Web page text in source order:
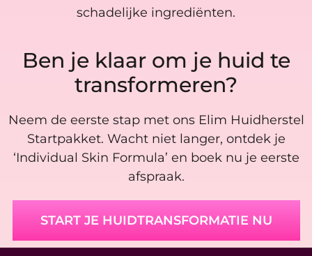
schadelijke ingrediënten.
Ben je klaar om je huid te
transformeren?
Neem de eerste stap met ons Elim Huidherstel
Startpakket. Wacht niet langer, ontdek je
‘Individual Skin Formula’ en boek nu je eerste
afspraak.
START JE HUIDTRANSFORMATIE NU